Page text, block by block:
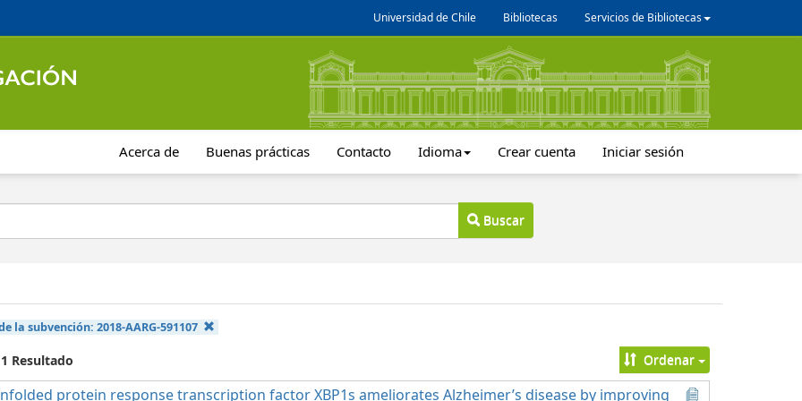
Universidad de Chile Bibliotecas Servicios de Bibliotecas
Acerca de Buenas prácticas Contacto Idioma Crear cuenta Iniciar sesión
Buscar
la subvención: 2018-AARG-591107
Resultado Ordenar
protein response transcription factor XBP1s ameliorates Alzheimer’s disease by improving